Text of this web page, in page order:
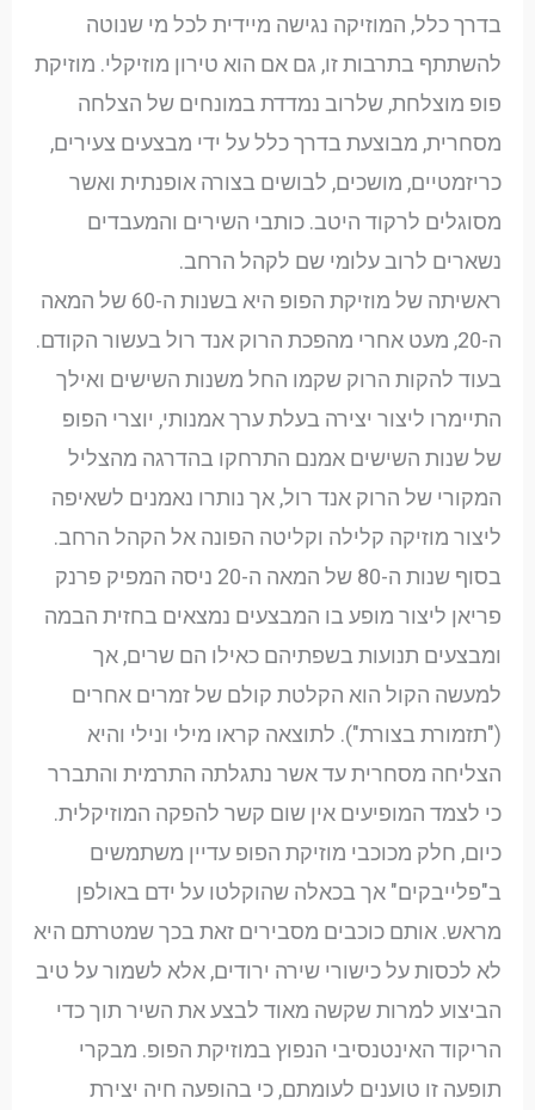
בדרך כלל, המוזיקה נגישה מיידית לכל מי שנוטה
להשתתף בתרבות זו, גם אם הוא טירון מוזיקלי. מוזיקת
פופ מוצלחת, שלרוב נמדדת במונחים של הצלחה
מסחרית, מבוצעת בדרך כלל על ידי מבצעים צעירים,
כריזמטיים, מושכים, לבושים בצורה אופנתית ואשר
מסוגלים לרקוד היטב. כותבי השירים והמעבדים
נשארים לרוב עלומי שם לקהל הרחב.
ראשיתה של מוזיקת הפופ היא בשנות ה-60 של המאה
ה-20, מעט אחרי מהפכת הרוק אנד רול בעשור הקודם.
בעוד להקות הרוק שקמו החל משנות השישים ואילך
התיימרו ליצור יצירה בעלת ערך אמנותי, יוצרי הפופ
של שנות השישים אמנם התרחקו בהדרגה מהצליל
המקורי של הרוק אנד רול, אך נותרו נאמנים לשאיפה
ליצור מוזיקה קלילה וקליטה הפונה אל הקהל הרחב.
בסוף שנות ה-80 של המאה ה-20 ניסה המפיק פרנק
פריאן ליצור מופע בו המבצעים נמצאים בחזית הבמה
ומבצעים תנועות בשפתיהם כאילו הם שרים, אך
למעשה הקול הוא הקלטת קולם של זמרים אחרים
("תזמורת בצורת"). לתוצאה קראו מילי ונילי והיא
הצליחה מסחרית עד אשר נתגלתה התרמית והתברר
כי לצמד המופיעים אין שום קשר להפקה המוזיקלית.
כיום, חלק מכוכבי מוזיקת הפופ עדיין משתמשים
ב"פלייבקים" אך בכאלה שהוקלטו על ידם באולפן
מראש. אותם כוכבים מסבירים זאת בכך שמטרתם היא
לא לכסות על כישורי שירה ירודים, אלא לשמור על טיב
הביצוע למרות שקשה מאוד לבצע את השיר תוך כדי
הריקוד האינטנסיבי הנפוץ במוזיקת הפופ. מבקרי
תופעה זו טוענים לעומתם, כי בהופעה חיה יצירת